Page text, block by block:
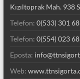
Kızıltoprak Mah.
Telefon: 0(533) 301
Telefon: 0(554) 023
Eposta:
Web: